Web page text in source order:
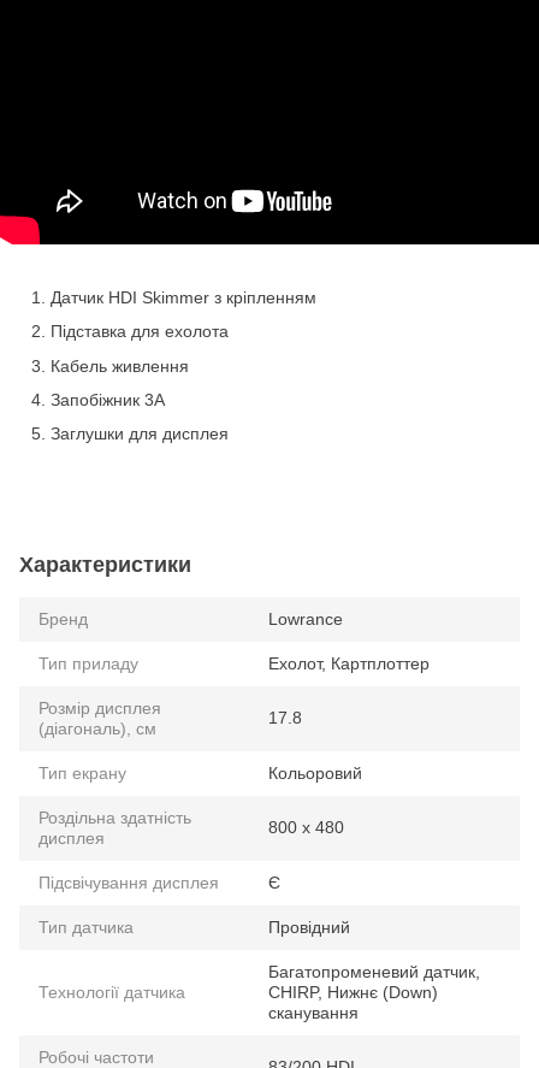
Датчик HDI Skimmer з кріпленням
Підставка для ехолота
Кабель живлення
Запобіжник 3А
Заглушки для дисплея
Характеристики
Бренд Lowrance
Тип приладу Ехолот, Картплоттер
Розмір дисплея
(діагональ), см
17.8
Тип екрану Кольоровий
Роздільна здатність
дисплея
800 х 480
Підсвічування дисплея Є
Тип датчика Провідний
Технології датчика
Багатопроменевий датчик,
CHIRP, Нижнє (Down)
сканування
Робочі частоти